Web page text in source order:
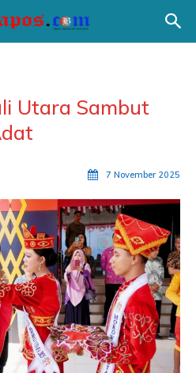
Utara Sambut
7 November 2025